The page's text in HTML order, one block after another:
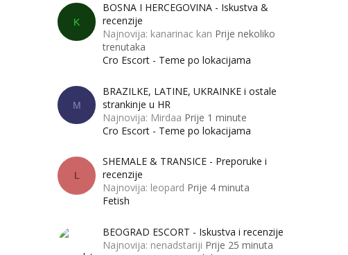
K
BOSNA I HERCEGOVINA - Iskustva &
recenzije
Najnovija: kanarinac kan Prije nekoliko
trenutaka
Cro Escort - Teme po lokacijama
M
BRAZILKE, LATINE, UKRAINKE i ostale
strankinje u HR
Najnovija: Mirdaa Prije 1 minute
Cro Escort - Teme po lokacijama
L
SHEMALE & TRANSICE - Preporuke i
recenzije
Najnovija: leopard Prije 4 minuta
Fetish
BEOGRAD ESCORT - Iskustva i recenzije
Najnovija: nenadstariji Prije 25 minuta